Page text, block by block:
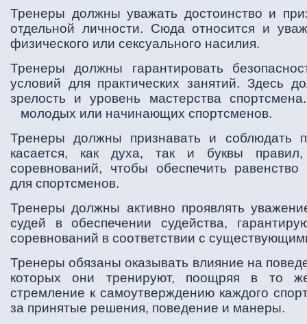
Тренеры должны уважать достоинство и
отдельной личности. Сюда относится и
физического или сексуального насилия.
Тренеры должны гарантировать
условий для практических занятий. Здесь
зрелость и уровень мастерства
молодых или начинающих спортсменов.
Тренеры должны признавать и соблюдать
касается, как духа, так и буквы
соревнований, чтобы обеспечить равенство
для спортсменов.
Тренеры должны активно проявлять
судей в обеспечении судейства,
соревнований в соответствии с
Тренеры обязаны оказывать влияние на
которых они тренируют, поощряя в то
стремление к самоутверждению каждого
за принятые решения, поведение и манеры.